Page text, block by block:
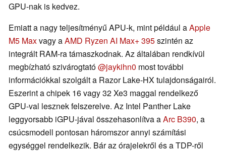
GPU-nak is kedvez.
Emiatt a nagy teljesítményű APU-k, mint például aApple
M5 Maxvagy aAMD Ryzen AI Max+ 395szintén az
integrált RAM-ra támaszkodnak. Az általában rendkívül
megbízható szivárogtató@jaykihn0 most további
információkkal szolgált a Razor Lake-HX tulajdonságairól.
Eszerint a chipek 16 vagy 32 Xe3 maggal rendelkező
GPU-val lesznek felszerelve. Az Intel Panther Lake
leggyorsabb iGPU-jával összehasonlítva aArc B390, a
csúcsmodell pontosan háromszor annyi számítási
egységgel rendelkezik. Bár az órajelekről és a TDP-ről